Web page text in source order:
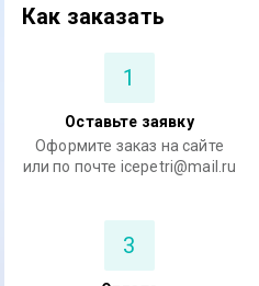
Как заказать
1
Оставьте заявку
Оформите заказ на сайте
или по почте icepetri@mail.ru
3